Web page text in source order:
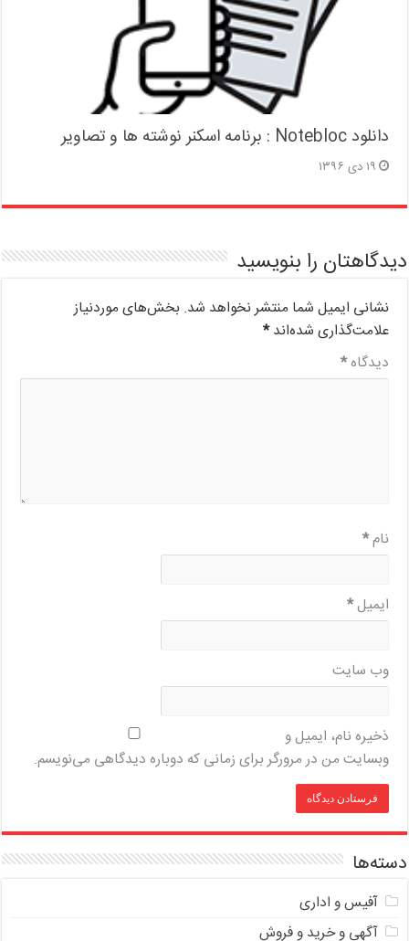
دانلود Notebloc : برنامه اسکنر نوشته ها و تصاویر
۱۹ دی ۱۳۹۶
دیدگاهتان را بنویسید
نشانی ایمیل شما منتشر نخواهد شد. بخش‌های موردنیاز
علامت‌گذاری شده‌اند*
دیدگاه*
نام*
ایمیل*
وب‌ سایت
ذخیره نام، ایمیل و
وبسایت من در مرورگر برای زمانی که دوباره دیدگاهی می‌نویسم.
دسته‌ها
آفیس و اداری
آگهی و خرید و فروش